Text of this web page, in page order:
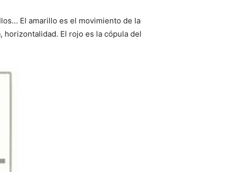
El amarillo es el movimiento de la
El rojo es la cópula del